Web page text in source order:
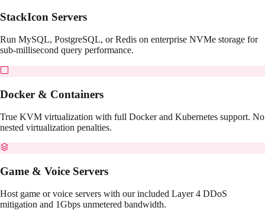
StackIcon Servers
Run MySQL, PostgreSQL, or Redis on enterprise NVMe storage for
sub-millisecond query performance.
Docker & Containers
True KVM virtualization with full Docker and Kubernetes support. No
nested virtualization penalties.
Game & Voice Servers
Host game or voice servers with our included Layer 4 DDoS
mitigation and 1Gbps unmetered bandwidth.